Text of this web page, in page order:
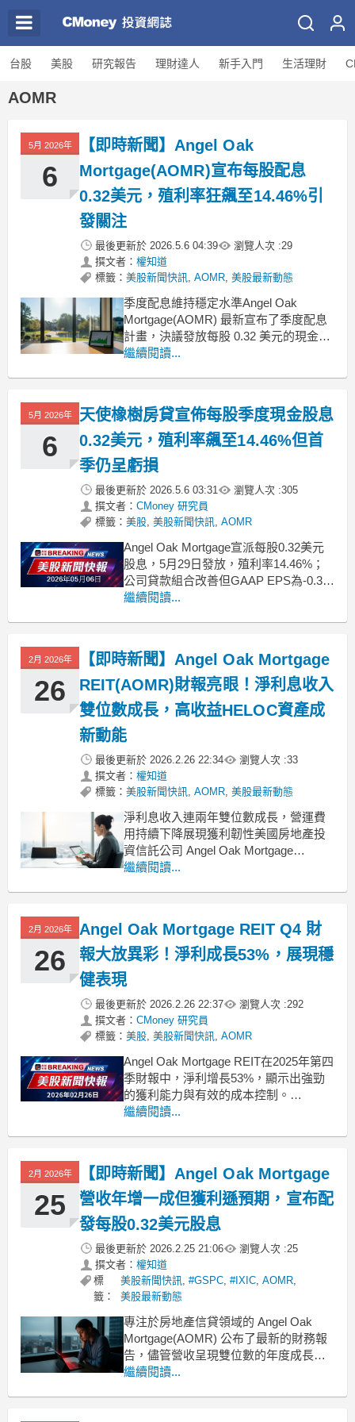
台股 美股 研究報告 理財達人 新手入門 生活理財
AOMR
5月 2026年
6
【即時新聞】Angel Oak
Mortgage(AOMR)宣布每股配息
0.32美元，殖利率狂飆至14.46%引
發關注
最後更新於 2026.5.6 04:39 瀏覽人次 :29
撰文者： 權知道
標籤： 美股新聞快訊, AOMR, 美股最新動態
季度配息維持穩定水準Angel Oak
Mortgage(AOMR) 最新宣布了季度配息
計畫，決議發放每股 0.32 美元的現金股
利。這項配息政策與前一季度的水準保
股東。遠期殖利率達雙位數根據最新公
布的數據顯示，Angel Oak M
繼續閱讀...
5月 2026年
6
天使橡樹房貸宣佈每股季度現金股息
0.32美元，殖利率飆至14.46%但首
季仍呈虧損
最後更新於 2026.5.6 03:31 瀏覽人次 :305
撰文者： CMoney 研究員
標籤： 美股, 美股新聞快訊, AOMR
Angel Oak Mortgage宣派每股0.32美元
股息，5月29日發放，殖利率14.46%；
公司貸款組合改善但GAAP EPS為-0.30
美元，投資人須權衡收益與風險。
display: flex !important;
繼續閱讀...
2月 2026年
26
【即時新聞】Angel Oak Mortgage
REIT(AOMR)財報亮眼！淨利息收入
雙位數成長，高收益HELOC資產成
新動能
最後更新於 2026.2.26 22:34 瀏覽人次 :33
撰文者： 權知道
標籤： 美股新聞快訊, AOMR, 美股最新動態
淨利息收入連兩年雙位數成長，營運費
用持續下降展現獲利韌性美國房地產投
資信託公司 Angel Oak Mortgage
REIT(AOMR) 公布最新季度與全年度財
年的業績充分反映了公司獲利引擎的強
度，即便面對
繼續閱讀...
2月 2026年
26
Angel Oak Mortgage REIT Q4 財
報大放異彩！淨利成長53%，展現穩
健表現
最後更新於 2026.2.26 22:37 瀏覽人次 :292
撰文者： CMoney 研究員
標籤： 美股, 美股新聞快訊, AOMR
Angel Oak Mortgage REIT在2025年第四
季財報中，淨利增長53%，顯示出強勁
的獲利能力與有效的成本控制。
.badgeprice-container {
gap: 1rem !importa
繼續閱讀...
2月 2026年
25
【即時新聞】Angel Oak Mortgage
營收年增一成但獲利遜預期，宣布配
發每股0.32美元股息
最後更新於 2026.2.25 21:06 瀏覽人次 :25
撰文者： 權知道
標
籤：
美股新聞快訊,#GSPC,#IXIC,AOMR,
美股最新動態
專注於房地產信貸領域的 Angel Oak
Mortgage(AOMR) 公布了最新的財務報
告，儘管營收呈現雙位數的年度成長，
但在獲利表現與營收總額上皆略低於華
繼續閱讀...